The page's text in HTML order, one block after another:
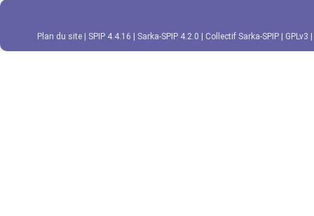
Plan du site SPIP 4.4.16 Sarka-SPIP 4.2.0 Collectif Sarka-SPIP GPLv3